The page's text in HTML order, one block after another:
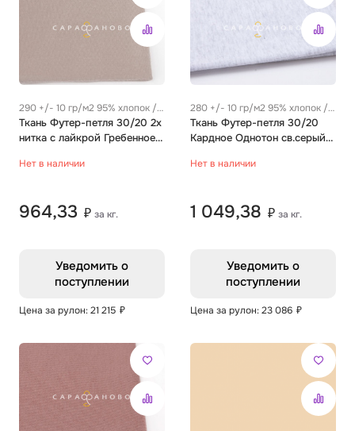
290 +/- 10 гр/м2 95% хлопок /
5% эластан
Ткань Футер-петля 30/20 2х
нитка с лайкрой Гребенное
Нет в наличии
964,33 ₽ за кг.
Уведомить о
поступлении
Цена за рулон: 21 215 ₽
280 +/- 10 гр/м2 95% хлопок /
5% эластан
Ткань Футер-петля 30/20
Кардное Однотон св.серый
Нет в наличии
1 049,38 ₽ за кг.
Уведомить о
поступлении
Цена за рулон: 23 086 ₽